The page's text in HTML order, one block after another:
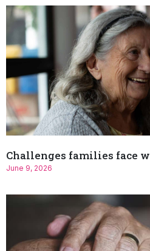
Challenges families face
June 9, 2026